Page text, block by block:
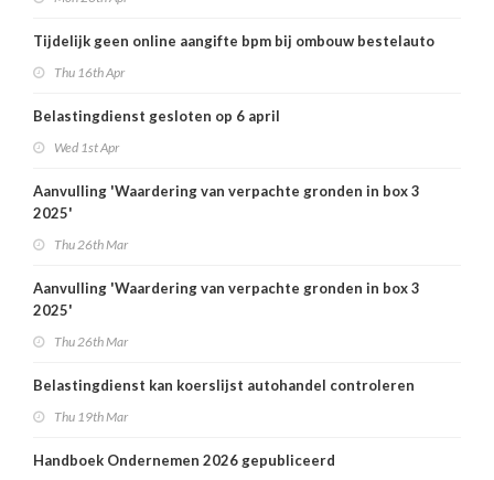
Tijdelijk geen online aangifte bpm bij ombouw bestelauto
Thu 16th Apr
Belastingdienst gesloten op 6 april
Wed 1st Apr
Aanvulling 'Waardering van verpachte gronden in box 3
2025'
Thu 26th Mar
Aanvulling 'Waardering van verpachte gronden in box 3
2025'
Thu 26th Mar
Belastingdienst kan koerslijst autohandel controleren
Thu 19th Mar
Handboek Ondernemen 2026 gepubliceerd